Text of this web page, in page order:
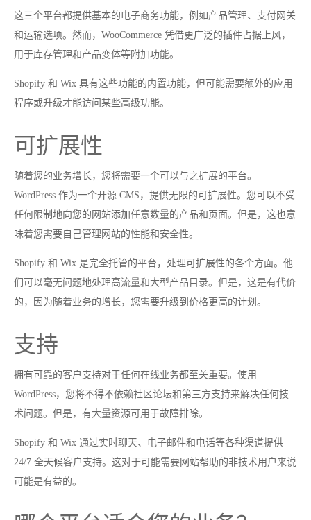
这三个平台都提供基本的电子商务功能，例如产品管理、支付网关
和运输选项。然而，WooCommerce 凭借更广泛的插件占据上风，
用于库存管理和产品变体等附加功能。
Shopify 和 Wix 具有这些功能的内置功能，但可能需要额外的应用
程序或升级才能访问某些高级功能。
可扩展性
随着您的业务增长，您将需要一个可以与之扩展的平台。
WordPress 作为一个开源 CMS，提供无限的可扩展性。您可以不受
任何限制地向您的网站添加任意数量的产品和页面。但是，这也意
味着您需要自己管理网站的性能和安全性。
Shopify 和 Wix 是完全托管的平台，处理可扩展性的各个方面。他
们可以毫无问题地处理高流量和大型产品目录。但是，这是有代价
的，因为随着业务的增长，您需要升级到价格更高的计划。
支持
拥有可靠的客户支持对于任何在线业务都至关重要。使用
WordPress，您将不得不依赖社区论坛和第三方支持来解决任何技
术问题。但是，有大量资源可用于故障排除。
Shopify 和 Wix 通过实时聊天、电子邮件和电话等各种渠道提供
24/7 全天候客户支持。这对于可能需要网站帮助的非技术用户来说
可能是有益的。